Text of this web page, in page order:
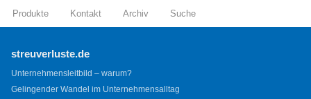
Produkte Kontakt Archiv Suche
streuverluste.de
Unternehmensleitbild – warum?
Gelingender Wandel im Unternehmensalltag